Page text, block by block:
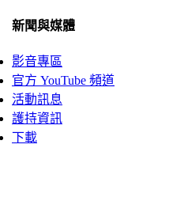
新聞與媒體
影音專區
官方 YouTube 頻道
活動訊息
護持資訊
下載